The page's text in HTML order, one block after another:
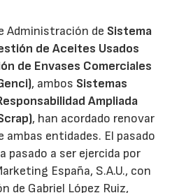
Administración de Sistema
de Aceites Usados
de Envases Comerciales
, ambos Sistemas
Ampliada
, han acordado renovar
ambas entidades. El pasado
pasado a ser ejercida por
España, S.A.U., con
de Gabriel López Ruiz,